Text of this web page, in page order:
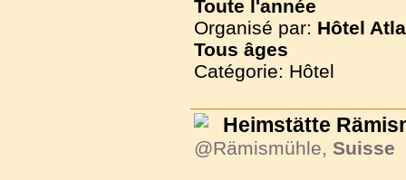
Toute l'année
Organisé par: Hôtel
Tous âges
Catégorie: Hôtel
Heimstätte
@Rämismühle, Suisse